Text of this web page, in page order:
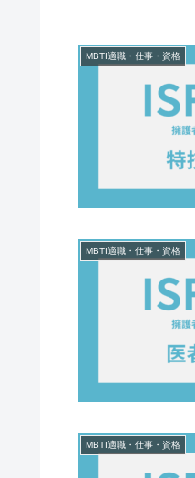
MBTI適職・仕事・資格
MBTI適職・仕事・資格
MBTI適職・仕事・資格